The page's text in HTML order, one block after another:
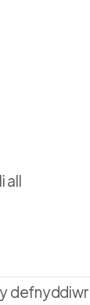
all
defnyddiwr